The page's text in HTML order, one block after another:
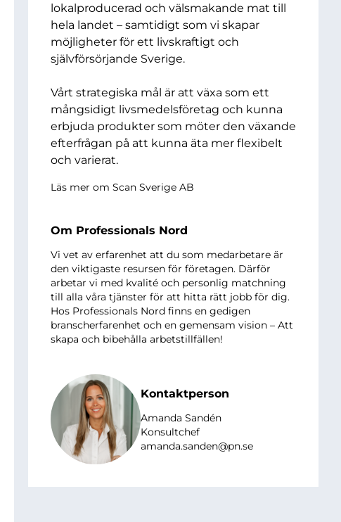
lokalproducerad och välsmakande mat till
hela landet – samtidigt som vi skapar
möjligheter för ett livskraftigt och
självförsörjande Sverige.
Vårt strategiska mål är att växa som ett
mångsidigt livsmedelsföretag och kunna
erbjuda produkter som möter den växande
efterfrågan på att kunna äta mer flexibelt
och varierat.
Läs mer om Scan Sverige AB
Om Professionals Nord
Vi vet av erfarenhet att du som medarbetare är
den viktigaste resursen för företagen. Därför
arbetar vi med kvalité och personlig matchning
till alla våra tjänster för att hitta rätt jobb för dig.
Hos Professionals Nord finns en gedigen
branscherfarenhet och en gemensam vision – Att
skapa och bibehålla arbetstillfällen!
Kontaktperson
Amanda Sandén
Konsultchef
amanda.sanden@pn.se